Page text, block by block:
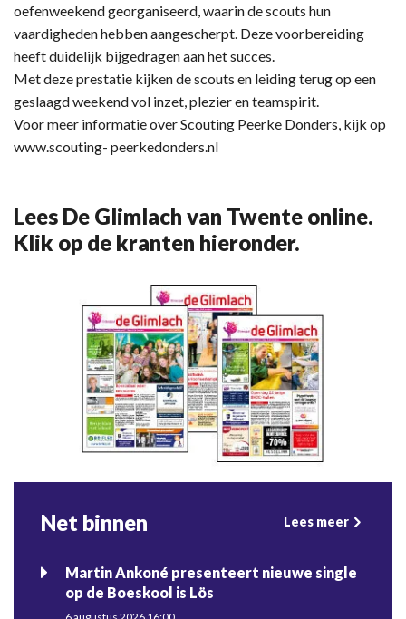
oefenweekend georganiseerd, waarin de scouts hun
vaardigheden hebben aangescherpt. Deze voorbereiding
heeft duidelijk bijgedragen aan het succes.
Met deze prestatie kijken de scouts en leiding terug op een
geslaagd weekend vol inzet, plezier en teamspirit.
Voor meer informatie over Scouting Peerke Donders, kijk op
www.scouting- peerkedonders.nl
Lees De Glimlach van Twente online.
Klik op de kranten hieronder.
Net binnen Lees meer
Martin Ankoné presenteert nieuwe single
op de Boeskool is Lös